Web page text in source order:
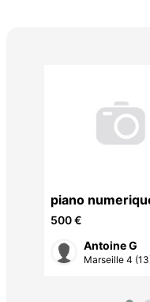
piano
clavinova
500 €
Antoine G
Marseille 4